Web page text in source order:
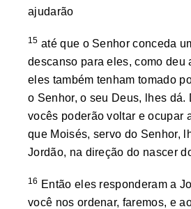
ajudarão
15 até que o Senhor conceda
descanso para eles, como deu
eles também tenham tomado
o Senhor, o seu Deus, lhes dá.
vocês poderão voltar e ocupar
que Moisés, servo do Senhor,
Jordão, na direção do nascer
16 Então eles responderam a
você nos ordenar, faremos, e